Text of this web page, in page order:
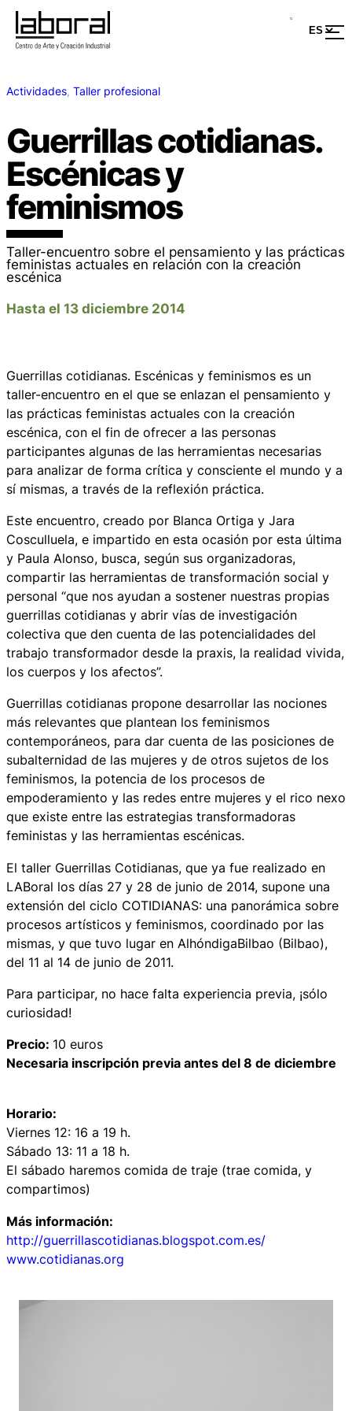
Actividades, Taller profesional
Guerrillas cotidianas.
Escénicas y
feminismos
Taller-encuentro sobre el pensamiento y las prácticas
feministas actuales en relación con la creación
escénica
Hasta el 13 diciembre 2014
Guerrillas cotidianas. Escénicas y feminismos es un
taller-encuentro en el que se enlazan el pensamiento y
las prácticas feministas actuales con la creación
escénica, con el fin de ofrecer a las personas
participantes algunas de las herramientas necesarias
para analizar de forma crítica y consciente el mundo y a
sí mismas, a través de la reflexión práctica.
Este encuentro, creado por Blanca Ortiga y Jara
Cosculluela, e impartido en esta ocasión por esta última
y Paula Alonso, busca, según sus organizadoras,
compartir las herramientas de transformación social y
personal “que nos ayudan a sostener nuestras propias
guerrillas cotidianas y abrir vías de investigación
colectiva que den cuenta de las potencialidades del
trabajo transformador desde la praxis, la realidad vivida,
los cuerpos y los afectos”.
Guerrillas cotidianas propone desarrollar las nociones
más relevantes que plantean los feminismos
contemporáneos, para dar cuenta de las posiciones de
subalternidad de las mujeres y de otros sujetos de los
feminismos, la potencia de los procesos de
empoderamiento y las redes entre mujeres y el rico nexo
que existe entre las estrategias transformadoras
feministas y las herramientas escénicas.
El taller Guerrillas Cotidianas, que ya fue realizado en
LABoral los días 27 y 28 de junio de 2014, supone una
extensión del ciclo COTIDIANAS: una panorámica sobre
procesos artísticos y feminismos, coordinado por las
mismas, y que tuvo lugar en AlhóndigaBilbao (Bilbao),
del 11 al 14 de junio de 2011.
Para participar, no hace falta experiencia previa, ¡sólo
curiosidad!
Precio: 10 euros
Necesaria inscripción previa antes del 8 de diciembre
Horario:
Viernes 12: 16 a 19 h.
Sábado 13: 11 a 18 h.
El sábado haremos comida de traje (trae comida, y
compartimos)
Más información:
http://guerrillascotidianas.blogspot.com.es/
www.cotidianas.org